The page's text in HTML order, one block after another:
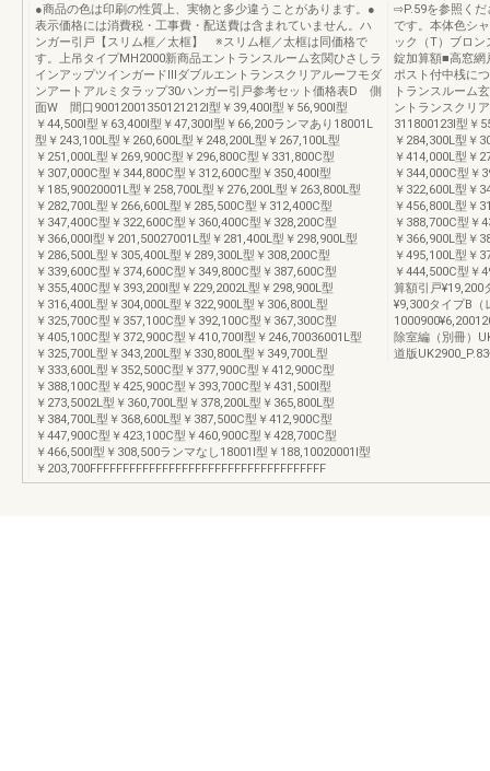
●商品の色は印刷の性質上、実物と多少違うことがあります。●
表示価格には消費税・工事費・配送費は含まれていません。ハ
ンガー引戸【スリム框／太框】 ※スリム框／太框は同価格で
す。上吊タイプMH2000新商品エントランスルーム玄関ひさしラ
インアップツインガードⅢダブルエントランスクリアルーフモダ
ンアートアルミタラップ30ハンガー引戸参考セット価格表D 側
面W 間口90012001350121212I型￥39,400I型￥56,900I型
￥44,500I型￥63,400I型￥47,300I型￥66,200ランマあり18001L
型￥243,100L型￥260,600L型￥248,200L型￥267,100L型
￥251,000L型￥269,900C型￥296,800C型￥331,800C型
￥307,000C型￥344,800C型￥312,600C型￥350,400I型
￥185,90020001L型￥258,700L型￥276,200L型￥263,800L型
￥282,700L型￥266,600L型￥285,500C型￥312,400C型
￥347,400C型￥322,600C型￥360,400C型￥328,200C型
￥366,000I型￥201,50027001L型￥281,400L型￥298,900L型
￥286,500L型￥305,400L型￥289,300L型￥308,200C型
￥339,600C型￥374,600C型￥349,800C型￥387,600C型
￥355,400C型￥393,200I型￥229,2002L型￥298,900L型
￥316,400L型￥304,000L型￥322,900L型￥306,800L型
￥325,700C型￥357,100C型￥392,100C型￥367,300C型
￥405,100C型￥372,900C型￥410,700I型￥246,70036001L型
￥325,700L型￥343,200L型￥330,800L型￥349,700L型
￥333,600L型￥352,500C型￥377,900C型￥412,900C型
￥388,100C型￥425,900C型￥393,700C型￥431,500I型
￥273,5002L型￥360,700L型￥378,200L型￥365,800L型
￥384,700L型￥368,600L型￥387,500C型￥412,900C型
￥447,900C型￥423,100C型￥460,900C型￥428,700C型
￥466,500I型￥308,500ランマなし18001I型￥188,10020001I型
￥203,700FFFFFFFFFFFFFFFFFFFFFFFFFFFFFFFFFFFF
⇨P.59を参照くだ
です。本体色シ
ック（T）ブロ
錠加算額■高窓
ポスト付中桟に
トランスルーム
ントランスクリ
311800123I型￥
￥284,300L型￥
￥414,000L型￥
￥344,000C型￥
￥322,600L型￥
￥456,800L型￥
￥388,700C型￥
￥366,900L型￥
￥495,100L型￥
￥444,500C型￥
算額引戸¥19,200
¥9,300タイプB（
除室編（別冊）
道版